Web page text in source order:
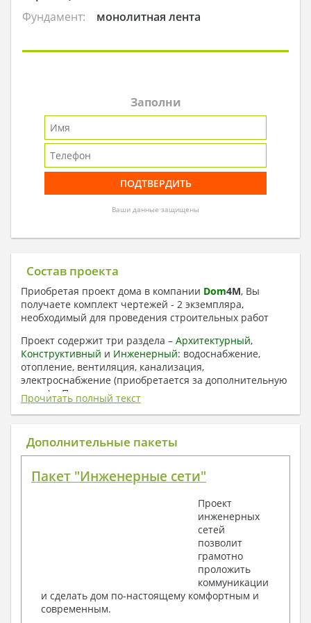
Фундамент:
монолитная лента
Заполни
Ваши данные защищены
Состав проекта
Приобретая проект дома в компании Dom4M, Вы
получаете комплект чертежей - 2 экземпляра,
необходимый для проведения строительных работ
Проект содержит три раздела – Архитектурный,
Конструктивный и Инженерный: водоснабжение,
отопление, вентиляция, канализация,
электроснабжение (приобретается за дополнительную
плату) + Пояснительная записка.
1. Архитектурный раздел:
Общие данные по проекту
План координационных осей
Поэтажные маркировочные планы с
Разрезы и состав конструкций
Фасады с ведомостью внешних отделок
Элементы проемов – спецификация
Ведомость перемычек – сечения и
Объемы основных строительных материалов
Архитектурные узлы в конструкциях
Прочитать полный текст
Дополнительные пакеты
Пакет "Инженерные сети"
Проект
инженерных
сетей
позволит
грамотно
проложить
коммуникации
и сделать дом по-настоящему комфортным и
современным.